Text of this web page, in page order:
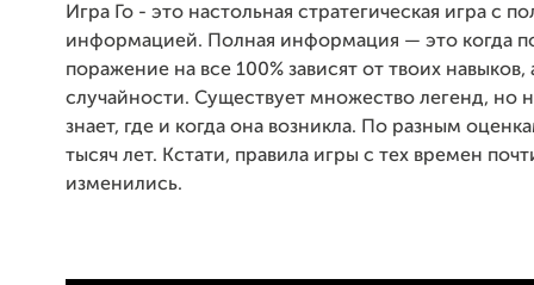
Игра Го - это настольная стратегическая игра с
информацией. Полная информация — это когда
поражение на все 100% зависят от твоих навыков,
случайности. Существует множество легенд, но
знает, где и когда она возникла. По разным
тысяч лет. Кстати, правила игры с тех времен
изменились.